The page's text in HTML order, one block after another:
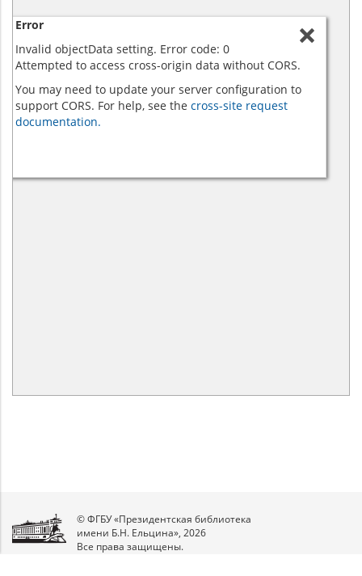
Error
Invalid objectData setting. Error code: 0
Attempted to access cross-origin data without CORS.
You may need to update your server configuration to
support CORS. For help, see the cross-site request
documentation.
© ФГБУ «Президентская библиотека
имени Б.Н. Ельцина», 2026
Все права защищены.